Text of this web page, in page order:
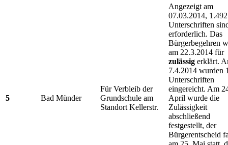
5 Bad Münder
Für Verbleib der
Grundschule am
Standort Kellerstr.
Angezeigt am
07.03.2014, 1.492
Unterschriften
erforderlich. Das
Bürgerbegehren
am 22.3.2014 für
zulässig erklärt.
7.4.2014 wurden
Unterschriften
eingereicht. Am
April wurde die
Zulässigkeit
abschließend
festgestellt, der
Bürgerentscheid